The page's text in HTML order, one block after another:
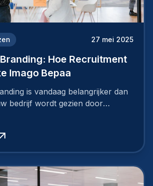
27 mei 2025
Hoe Recruitment
Imago Bepaa
is vandaag belangrijker dan
bedrijf wordt gezien door